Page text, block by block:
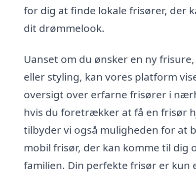
for dig at finde lokale frisører, der
dit drømmelook.
Uanset om du ønsker en ny
eller styling, kan vores platform
oversigt over erfarne frisører i
hvis du foretrækker at få en frisør
tilbyder vi også muligheden for at
mobil frisør, der kan komme til dig
familien. Din perfekte frisør er kun